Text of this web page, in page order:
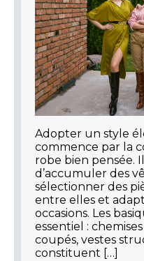
Adopter un style
commence par la
robe bien pensée.
d’accumuler des
sélectionner des
entre elles et
occasions. Les
essentiel :
coupés, vestes
constituent […]